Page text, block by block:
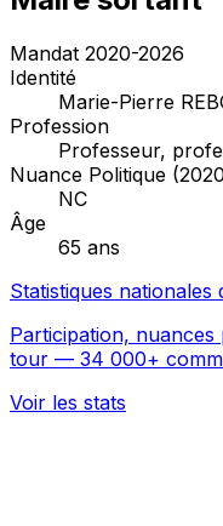
Mandat 2020-2026
Identité
Marie-Pierre
Profession
Professeur,
Nuance Politique
NC
Âge
65 ans
Statistiques nationales
Participation,
tour — 34 000+
Voir les stats